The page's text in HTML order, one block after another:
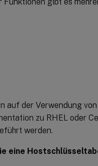
auf der Verwendung
zu RHEL oder
werden.
eine